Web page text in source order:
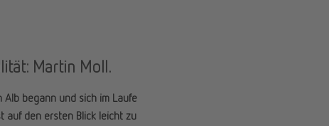
Martin Moll.
begann und sich im Laufe
auf den ersten Blick leicht zu